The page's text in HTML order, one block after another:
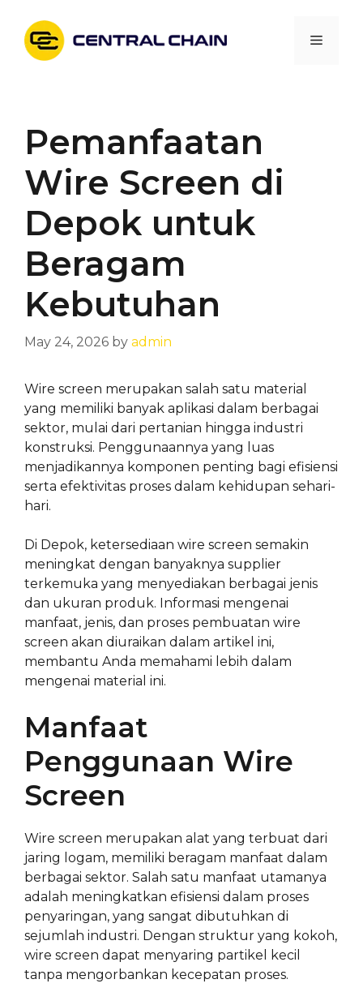
content
Menu
Pemanfaatan
Wire Screen di
Depok untuk
Beragam
Kebutuhan
May 24, 2026 by admin
Wire screen merupakan salah satu material
yang memiliki banyak aplikasi dalam berbagai
sektor, mulai dari pertanian hingga industri
konstruksi. Penggunaannya yang luas
menjadikannya komponen penting bagi efisiensi
serta efektivitas proses dalam kehidupan sehari-
hari.
Di Depok, ketersediaan wire screen semakin
meningkat dengan banyaknya supplier
terkemuka yang menyediakan berbagai jenis
dan ukuran produk. Informasi mengenai
manfaat, jenis, dan proses pembuatan wire
screen akan diuraikan dalam artikel ini,
membantu Anda memahami lebih dalam
mengenai material ini.
Manfaat
Penggunaan Wire
Screen
Wire screen merupakan alat yang terbuat dari
jaring logam, memiliki beragam manfaat dalam
berbagai sektor. Salah satu manfaat utamanya
adalah meningkatkan efisiensi dalam proses
penyaringan, yang sangat dibutuhkan di
sejumlah industri. Dengan struktur yang kokoh,
wire screen dapat menyaring partikel kecil
tanpa mengorbankan kecepatan proses.